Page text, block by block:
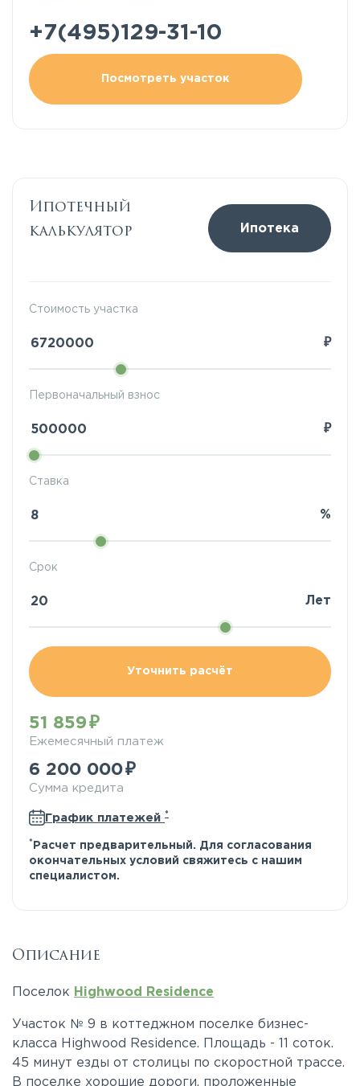
+7(495)129-31-10
Посмотреть участок
Ипотечный
калькулятор
Ипотека
Стоимость участка
₽
Ставка
%
Первоначальный взнос
₽
Срок
Лет
Уточнить расчёт
51 859
Ежемесячный платеж
6 200 000
Сумма кредита
График платежей *
* Расчет предварительный. Для согласования
окончательных условий свяжитесь с нашим
специалистом.
Описание
Поселок Highwood Residence
Участок № 9 в коттеджном поселке бизнес-
класса Highwood Residence. Площадь - 11 соток.
45 минут езды от столицы по скоростной трассе.
В поселке хорошие дороги, проложенные